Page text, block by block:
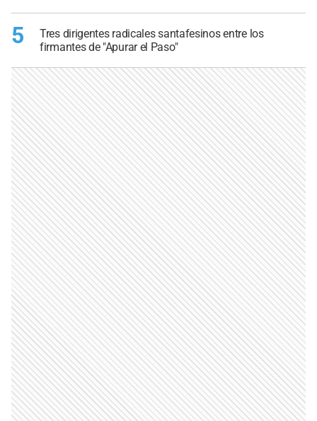
5
Tres dirigentes radicales santafesinos entre los
firmantes de "Apurar el Paso"